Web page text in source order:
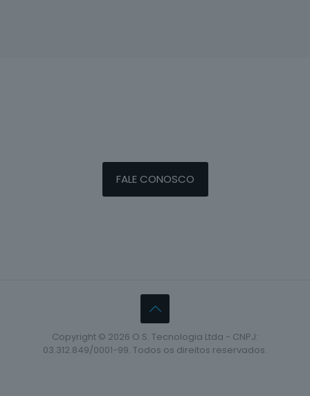
FALE CONOSCO
Copyright © 2026 O.S. Tecnologia Ltda - CNPJ:
03.312.849/0001-99. Todos os direitos reservados.